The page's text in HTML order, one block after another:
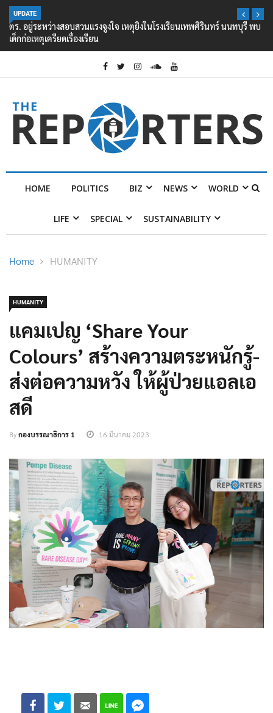
UPDATE
ตร. อยู่ระหว่างสอบสวนแรงจูงใจ เหตุยิงในโรงเรียนเทพศิรินทร์ นนทบุรี พบ
เด็กก่อเหตุเครียดเรื่องเรียน
HOME POLITICS BIZ NEWS WORLD
LIFE SPECIAL SUSTAINABILITY
Home HUMANITY
HUMANITY
แคมเปญ ‘Share Your
Colours’ สร้างความตระหนักรู้-
ส่งต่อความหวัง ให้ผู้ป่วยแอลเอ
สดี
Byกองบรรณาธิการ 1 16 มีนาคม 2023